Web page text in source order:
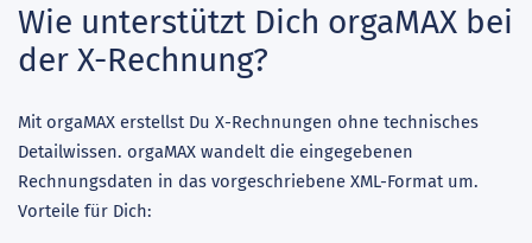
Wie unterstützt Dich orgaMAX bei
der X-Rechnung?
Mit orgaMAX erstellst Du X-Rechnungen ohne technisches
Detailwissen. orgaMAX wandelt die eingegebenen
Rechnungsdaten in das vorgeschriebene XML-Format um.
Vorteile für Dich: